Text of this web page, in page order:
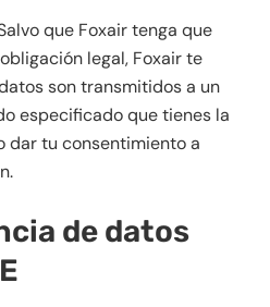
que Foxair tenga que
legal, Foxair te
son transmitidos a un
especificado que tienes la
dar tu consentimiento a
de datos